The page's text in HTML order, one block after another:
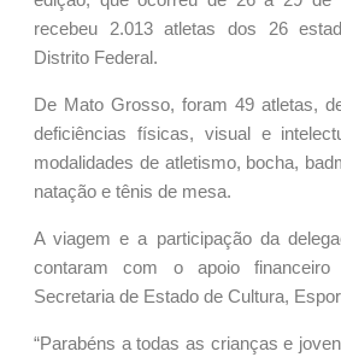
recebeu 2.013 atletas dos 26
Distrito Federal.
De Mato Grosso, foram 49 atletas,
deficiências físicas, visual e
modalidades de atletismo, bocha,
natação e tênis de mesa.
A viagem e a participação da
contaram com o apoio
Secretaria de Estado de Cultura,
“Parabéns a todas as crianças e